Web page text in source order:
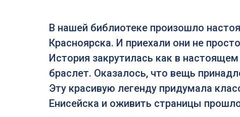
В нашей библиотеке произошло
Красноярска. И приехали они не
История закрутилась как в
браслет. Оказалось, что вещь
Эту красивую легенду придумала
Енисейска и оживить страницы